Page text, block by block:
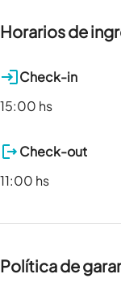
Horarios de
Check-in
15:00 hs
Check-out
11:00 hs
Política de